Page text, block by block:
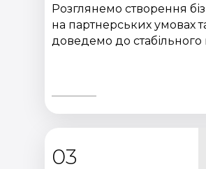
03
Розглянемо створення
на партнерських умовах
доведемо до стабільного